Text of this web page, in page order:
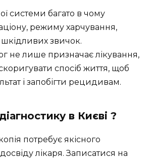
системи багато в чому
режиму харчування,
шкідливих звичок.
не лише призначає лікування,
спосіб життя, щоб
і запобігти рецидивам.
в Києві ?
потребує якісного
лікаря. Записатися на